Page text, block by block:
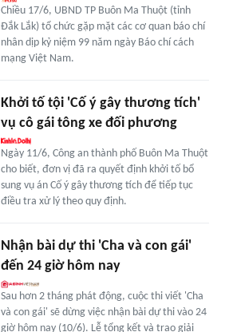
Chiều 17/6, UBND TP Buôn Ma Thuột (tỉnh
Đắk Lắk) tổ chức gặp mặt các cơ quan báo chí
nhân dịp kỷ niệm 99 năm ngày Báo chí cách
mạng Việt Nam.
Khởi tố tội 'Cố ý gây thương tích'
vụ cô gái tông xe đối phương
Ngày 11/6, Công an thành phố Buôn Ma Thuột
cho biết, đơn vị đã ra quyết định khởi tố bổ
sung vụ án Cố ý gây thương tích để tiếp tục
điều tra xử lý theo quy định.
Nhận bài dự thi 'Cha và con gái'
đến 24 giờ hôm nay
Sau hơn 2 tháng phát động, cuộc thi viết 'Cha
và con gái' sẽ dừng việc nhận bài dự thi vào 24
giờ hôm nay (10/6). Lễ tổng kết và trao giải